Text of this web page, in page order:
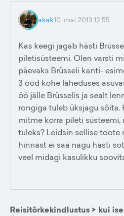
akak10. mai 2013 12:55
Kas keegi jagab hästi
piletisüsteemi. Olen varsti
päevaks Brüsseli kanti-
3 ööd kohe läheduses
öö jälle Brüsselis ja sealt
rongiga tuleb üksjagu sõita.
mitme korra pileti süsteemi,
tuleks? Leidsin sellise toote
hinnast ei saa nagu hästi
veel midagi kasulikku
Reisitõrkekindlustus > kui